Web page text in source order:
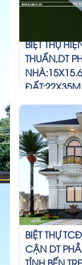
BIỆT THỰ
THUẤN,DT
BIỆT THỰ
CẬN DT